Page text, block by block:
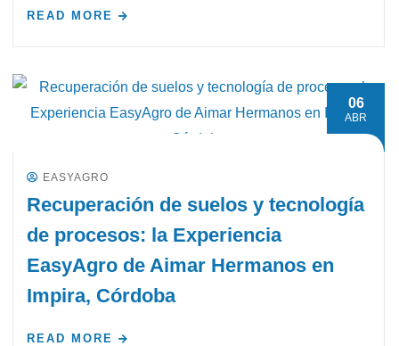
READ MORE
06
ABR
EASYAGRO
Recuperación de suelos y tecnología
de procesos: la Experiencia
EasyAgro de Aimar Hermanos en
Impira, Córdoba
READ MORE